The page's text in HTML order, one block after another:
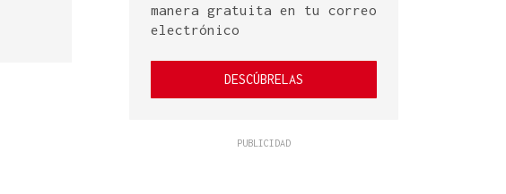
manera gratuita en tu correo
electrónico
DESCÚBRELAS